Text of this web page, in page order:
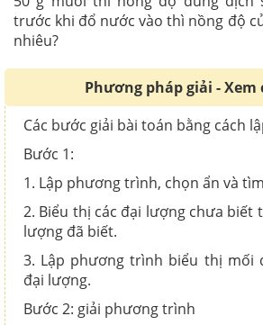
trước khi đổ nước vào thì nồng độ
nhiêu?
Phương pháp giải -
Các bước giải bài toán bằng cách
Bước 1:
1. Lập phương trình, chọn ẩn và
2. Biểu thị các đại lượng chưa biết
lượng đã biết.
3. Lập phương trình biểu thị mối
đại lượng.
Bước 2: giải phương trình